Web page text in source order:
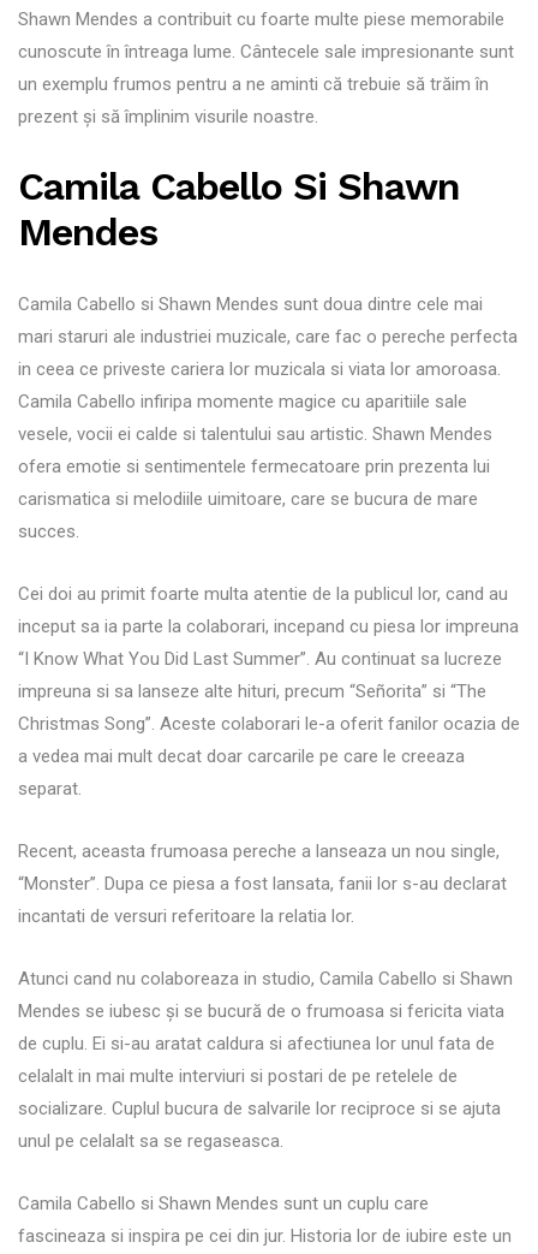
Shawn Mendes a contribuit cu foarte multe piese memorabile
cunoscute în întreaga lume. Cântecele sale impresionante sunt
un exemplu frumos pentru a ne aminti că trebuie să trăim în
prezent și să împlinim visurile noastre.
Camila Cabello Si Shawn
Mendes
Camila Cabello si Shawn Mendes sunt doua dintre cele mai
mari staruri ale industriei muzicale, care fac o pereche perfecta
in ceea ce priveste cariera lor muzicala si viata lor amoroasa.
Camila Cabello infiripa momente magice cu aparitiile sale
vesele, vocii ei calde si talentului sau artistic. Shawn Mendes
ofera emotie si sentimentele fermecatoare prin prezenta lui
carismatica si melodiile uimitoare, care se bucura de mare
succes.
Cei doi au primit foarte multa atentie de la publicul lor, cand au
inceput sa ia parte la colaborari, incepand cu piesa lor impreuna
“I Know What You Did Last Summer”. Au continuat sa lucreze
impreuna si sa lanseze alte hituri, precum “Señorita” si “The
Christmas Song”. Aceste colaborari le-a oferit fanilor ocazia de
a vedea mai mult decat doar carcarile pe care le creeaza
separat.
Recent, aceasta frumoasa pereche a lanseaza un nou single,
“Monster”. Dupa ce piesa a fost lansata, fanii lor s-au declarat
incantati de versuri referitoare la relatia lor.
Atunci cand nu colaboreaza in studio, Camila Cabello si Shawn
Mendes se iubesc și se bucură de o frumoasa si fericita viata
de cuplu. Ei si-au aratat caldura si afectiunea lor unul fata de
celalalt in mai multe interviuri si postari de pe retelele de
socializare. Cuplul bucura de salvarile lor reciproce si se ajuta
unul pe celalalt sa se regaseasca.
Camila Cabello si Shawn Mendes sunt un cuplu care
fascineaza si inspira pe cei din jur. Historia lor de iubire este un